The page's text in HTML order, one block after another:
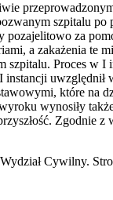
szpitalu
za
a zakażenia te
Proces w
które na
wynosiły
Cywilny.